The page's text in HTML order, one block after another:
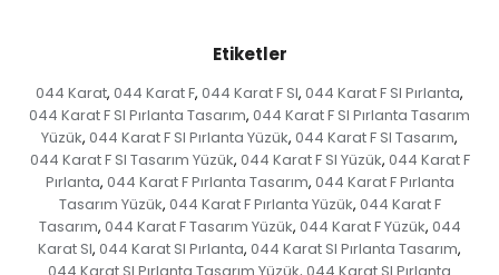
Etiketler
044 Karat, 044 Karat F, 044 Karat F SI, 044 Karat F SI Pırlanta,
044 Karat F SI Pırlanta Tasarım, 044 Karat F SI Pırlanta Tasarım
Yüzük, 044 Karat F SI Pırlanta Yüzük, 044 Karat F SI Tasarım,
044 Karat F SI Tasarım Yüzük, 044 Karat F SI Yüzük, 044 Karat F
Pırlanta, 044 Karat F Pırlanta Tasarım, 044 Karat F Pırlanta
Tasarım Yüzük, 044 Karat F Pırlanta Yüzük, 044 Karat F
Tasarım, 044 Karat F Tasarım Yüzük, 044 Karat F Yüzük, 044
Karat SI, 044 Karat SI Pırlanta, 044 Karat SI Pırlanta Tasarım,